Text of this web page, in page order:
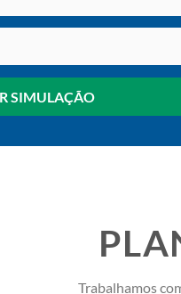
SIMULAÇÃO
Trabalhamos